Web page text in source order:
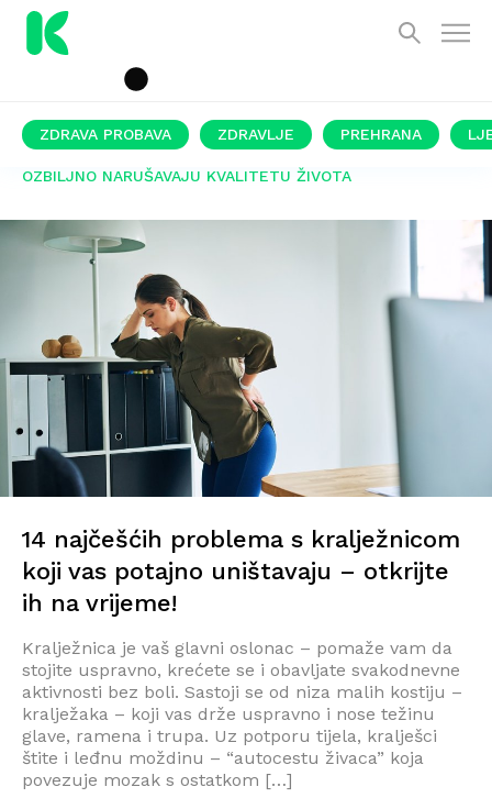
ZDRAVA PROBAVA ZDRAVLJE PREHRANA
OZBILJNO NARUŠAVAJU KVALITETU ŽIVOTA
14 najčešćih problema s kralježnicom
koji vas potajno uništavaju – otkrijte
ih na vrijeme!
Kralježnica je vaš glavni oslonac – pomaže vam da
stojite uspravno, krećete se i obavljate svakodnevne
aktivnosti bez boli. Sastoji se od niza malih kostiju –
kralježaka – koji vas drže uspravno i nose težinu
glave, ramena i trupa. Uz potporu tijela, kralješci
štite i leđnu moždinu – “autocestu živaca” koja
povezuje mozak s ostatkom […]